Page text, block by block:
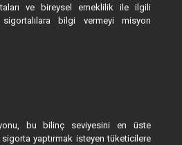
ve bireysel emeklilik ile ilgili
bilgi vermeyi misyon
bu bilinç seviyesini en üste
sigorta yaptırmak isteyen tüketicilere